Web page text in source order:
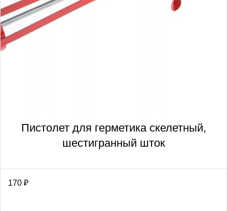
Пистолет для герметика скелетный,
шестигранный шток
170 ₽